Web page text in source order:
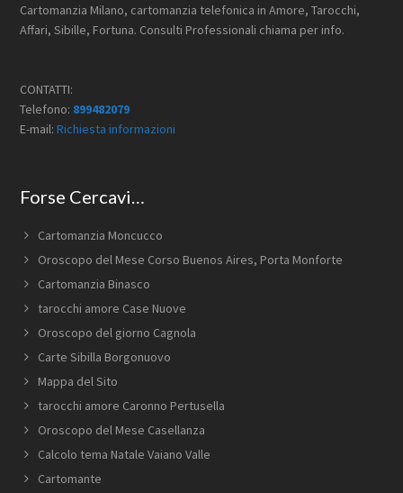
Cartomanzia Milano, cartomanzia telefonica in Amore, Tarocchi,
Affari, Sibille, Fortuna. Consulti Professionali chiama per info.
CONTATTI:
Telefono: 899482079
E-mail:Richiesta informazioni
Forse Cercavi…
Cartomanzia Moncucco
Oroscopo del Mese ​Corso Buenos Aires,​ Porta Monforte
Cartomanzia Binasco
tarocchi amore Case Nuove
Oroscopo del giorno Cagnola
Carte Sibilla Borgonuovo
Mappa del Sito
tarocchi amore Caronno Pertusella
Oroscopo del Mese Casellanza
Calcolo tema Natale Vaiano Valle
Cartomante